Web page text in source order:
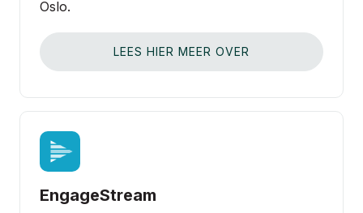
Oslo.
LEES HIER MEER OVER
EngageStream